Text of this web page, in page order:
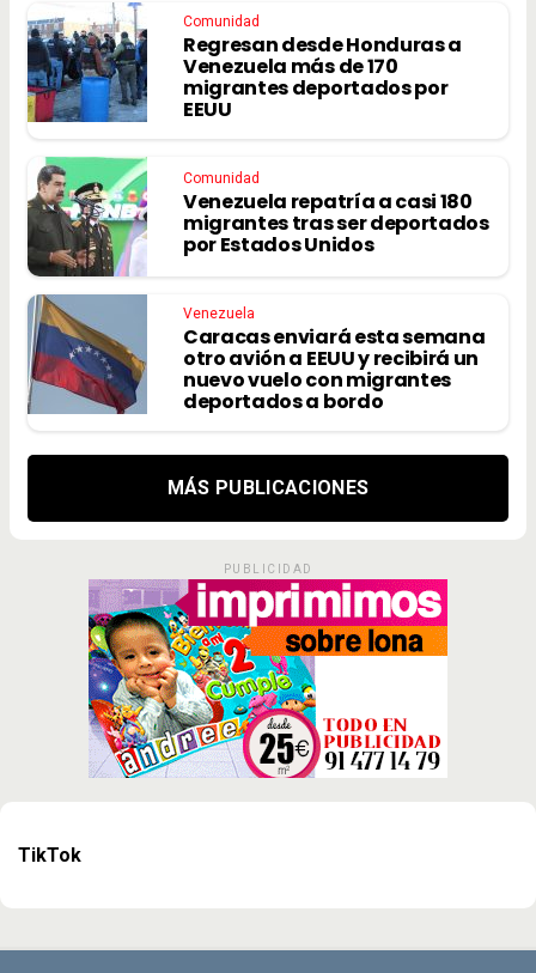
Comunidad
Regresan desde Honduras a
Venezuela más de 170
migrantes deportados por
EEUU
Comunidad
Venezuela repatría a casi 180
migrantes tras ser deportados
por Estados Unidos
Venezuela
Caracas enviará esta semana
otro avión a EEUU y recibirá un
nuevo vuelo con migrantes
deportados a bordo
MÁS PUBLICACIONES
PUBLICIDAD
TikTok